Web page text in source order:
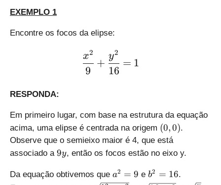
)
b
c
}
EXEMPLO 1
Encontre os focos da elipse:
\large \displaystyle
9
x2
+
16
y2
= 1
RESPONDA:
Em primeiro lugar, com base na estrutura da equação
acima, uma elipse é centrada na origem (
0
0
(0,0).
Observe que o semieixo maior é 4, que está
associado a 9
9y, então os focos estão no eixo y.
Da equação obtivemos que a
a2 = 9 eb
b2 = 16.